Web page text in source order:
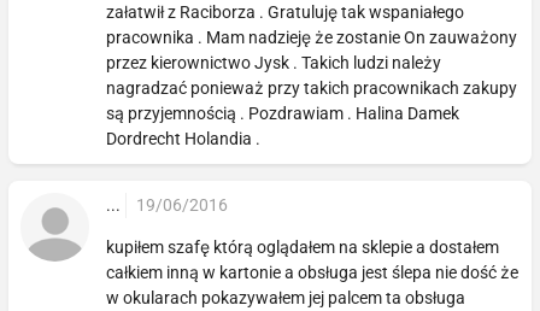
załatwił z Raciborza . Gratuluję tak wspaniałego
pracownika . Mam nadzieję że zostanie On zauważony
przez kierownictwo Jysk . Takich ludzi należy
nagradzać ponieważ przy takich pracownikach zakupy
są przyjemnością . Pozdrawiam . Halina Damek
Dordrecht Holandia .
... 19/06/2016
kupiłem szafę którą oglądałem na sklepie a dostałem
całkiem inną w kartonie a obsługa jest ślepa nie dość że
w okularach pokazywałem jej palcem ta obsługa